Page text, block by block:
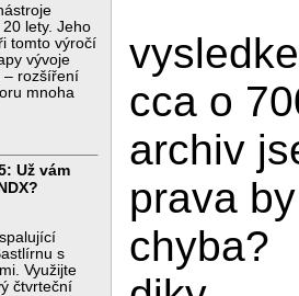
lety. Jeho
tomto výročí
vývoje
– rozšíření
mnoha
Už vám
s
Využijte
čtvrteční
cca o
archiv
prava
chyba?